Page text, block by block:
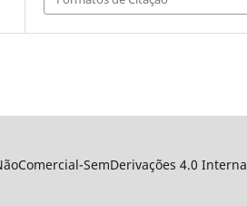
SemDerivações 4.0